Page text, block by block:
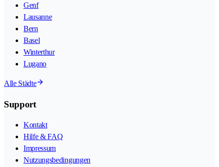
Genf
Lausanne
Bern
Basel
Winterthur
Lugano
Alle Städte
Support
Kontakt
Hilfe & FAQ
Impressum
Nutzungsbedingungen